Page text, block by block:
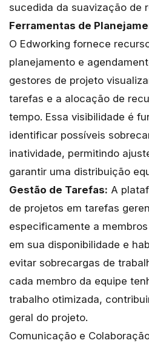
sucedida da suavização de
Ferramentas de
O Edworking fornece
planejamento e
gestores de projeto
tarefas e a alocação de
tempo. Essa visibilidade é
identificar possíveis
inatividade, permitindo
garantir uma distribuição
Gestão de Tarefas: A
de projetos em tarefas
especificamente a
em sua disponibilidade e
evitar sobrecargas de
cada membro da equipe
trabalho otimizada,
geral do projeto.
Comunicação e